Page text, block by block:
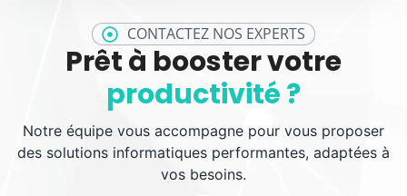
CONTACTEZ NOS EXPERTS
Prêt à booster votre
productivité ?
Notre équipe vous accompagne pour vous proposer
des solutions informatiques performantes, adaptées à
vos besoins.